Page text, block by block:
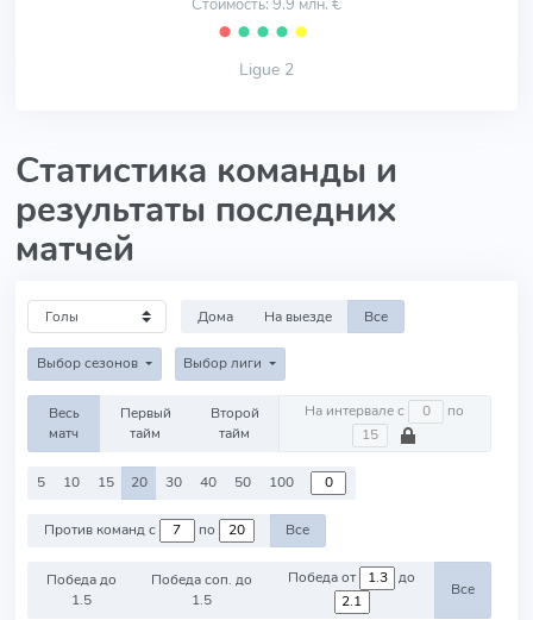
Стоимость: 9.9 млн. €
⬤ ⬤ ⬤ ⬤ ⬤
Ligue 2
Статистика команды и
результаты последних
матчей
Дома На выезде Все
Выбор сезонов Выбор лиги
Весь
матч
Первый
тайм
Второй
тайм
На интервале с по
5 10 15 20 30 40 50 100
Против команд с по Все
Победа до
1.5
Победа соп. до
1.5
Победа от до
Все